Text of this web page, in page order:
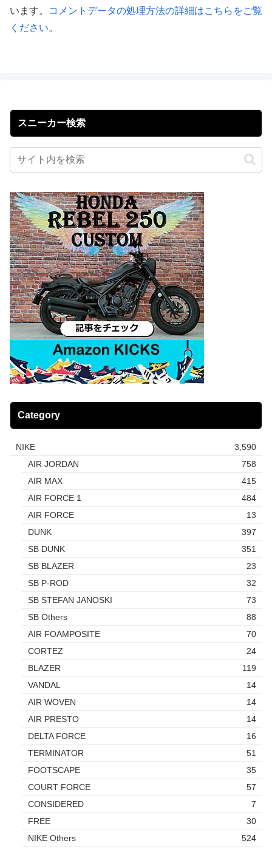
います。
コメントデータの処理方法の詳細はこちらをご覧
ください。
スニーカー検索
Category
NIKE
3,590
AIR JORDAN
758
AIR MAX
415
AIR FORCE 1
484
AIR FORCE
13
DUNK
397
SB DUNK
351
SB BLAZER
23
SB P-ROD
32
SB STEFAN JANOSKI
73
SB Others
88
AIR FOAMPOSITE
70
CORTEZ
24
BLAZER
119
VANDAL
14
AIR WOVEN
14
AIR PRESTO
14
DELTA FORCE
16
TERMINATOR
51
FOOTSCAPE
35
COURT FORCE
57
CONSIDERED
7
FREE
30
NIKE Others
524